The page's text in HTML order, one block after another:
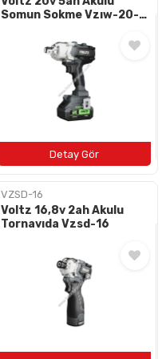
Somun Sokme Vzıw-20-
VZSD-16
Voltz 16,8v 2ah Akulu
Tornavıda Vzsd-16